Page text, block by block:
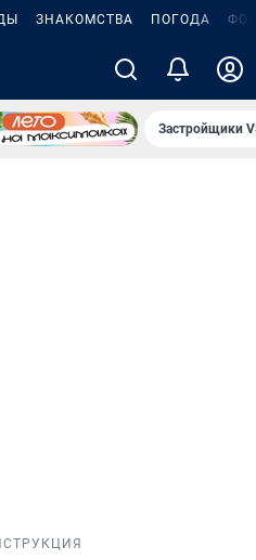
ЗНАКОМСТВА ПОГОДА
Застройщики